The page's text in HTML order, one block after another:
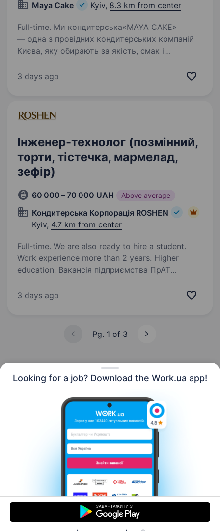
Looking for a job? Download the Work.ua app!
Maya Cake Kyiv, 8.3 km from center
Full-time. Ми кондитерська«MAYA CAKE»
— одна з провідних кондитерських компаній
Києва, яку обирають за якість, смак і
довіряють, і ми постійно вдосконалюємось,
3 days ago
Інженер-технолог (позмінний,
торти, тістечка, мармелад,
зефір)
60 000 – 70 000 UAH Above average
Кондитерська Корпорація ROSHEN
Kyiv, 4.7 km from center
Full-time. We are also ready to hire a student.
Work experience more than 2 years. Higher
education. Вакансія підприємства ПрАТ
ПрАТ «Київська кондитерська фабрика
кексів, мармеладу, пастили,…
3 days ago
Pg. 1 of 3
Contact us About us
Сareer
Help Terms of use